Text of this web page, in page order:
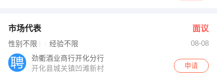
市场代表 面议
性别不限 经验不限
08-08
劲衢酒业商行开化分行
开化县城关镇凹滩新村
申请